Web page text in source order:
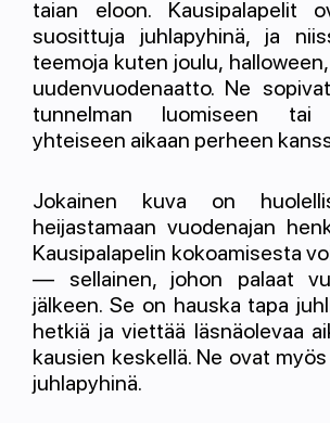
taian eloon. Kausipalapelit
suosittuja juhlapyhinä, ja
teemoja kuten joulu,
uudenvuodenaatto. Ne
tunnelman luomiseen tai
yhteiseen aikaan perheen
Jokainen kuva on
heijastamaan vuodenajan
Kausipalapelin kokoamisesta
— sellainen, johon palaat
jälkeen. Se on hauska tapa
hetkiä ja viettää läsnäolevaa
kausien keskellä. Ne ovat
juhlapyhinä.